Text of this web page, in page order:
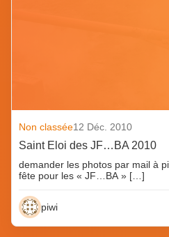
Non classée12 Déc. 2010
Saint Eloi des JF…BA 2010
demander les photos par mail à
fête pour les « JF…BA » […]
piwi